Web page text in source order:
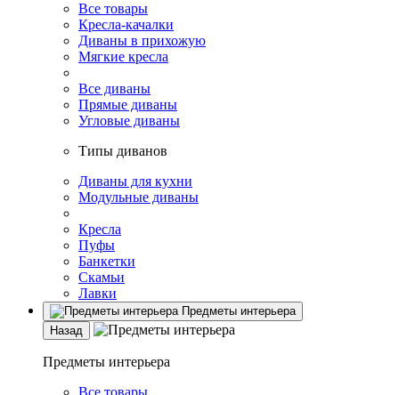
Все товары
Кресла-качалки
Диваны в прихожую
Мягкие кресла
Все диваны
Прямые диваны
Угловые диваны
Типы диванов
Диваны для кухни
Модульные диваны
Кресла
Пуфы
Банкетки
Скамьи
Лавки
Предметы интерьера
Назад
Предметы интерьера
Все товары